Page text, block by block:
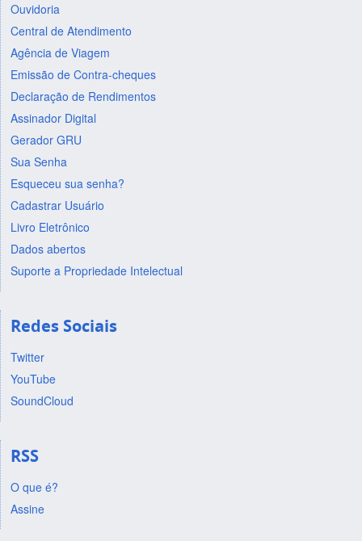
Ouvidoria
Central de Atendimento
Agência de Viagem
Emissão de Contra-cheques
Declaração de Rendimentos
Assinador Digital
Gerador GRU
Sua Senha
Esqueceu sua senha?
Cadastrar Usuário
Livro Eletrônico
Dados abertos
Suporte a Propriedade Intelectual
Redes Sociais
Twitter
YouTube
SoundCloud
RSS
O que é?
Assine